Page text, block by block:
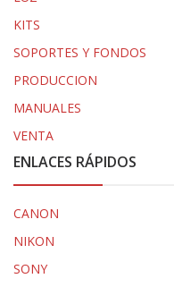
KITS
SOPORTES Y FONDOS
PRODUCCION
MANUALES
VENTA
ENLACES RÁPIDOS
CANON
NIKON
SONY